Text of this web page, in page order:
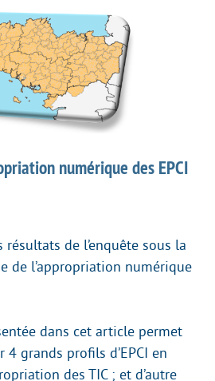
numérique des EPCI
résultats de l’enquête sous la
de l’appropriation numérique
dans cet article permet
4 grands profils d’EPCI en
des TIC ; et d’autre